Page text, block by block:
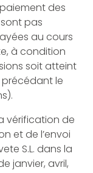
des
pas
au cours
à condition
soit atteint
précédant le
vérification de
et de l’envoi
S.L. dans la
janvier, avril,